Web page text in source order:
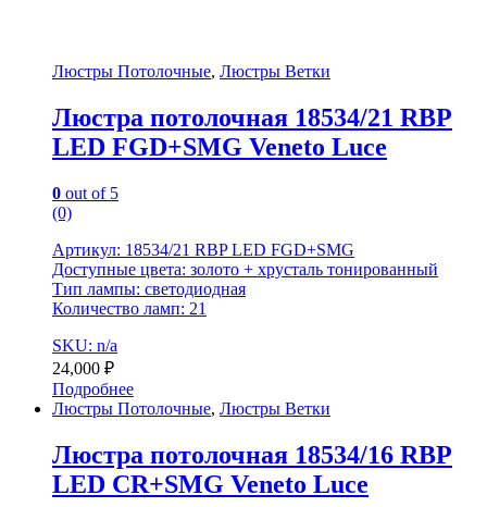
Люстры Потолочные, Люстры Ветки
Люстра потолочная 18534/21 RBP
LED FGD+SMG Veneto Luce
0 out of 5
(0)
Артикул: 18534/21 RBP LED FGD+SMG
Доступные цвета: золото + хрусталь тонированный
Тип лампы: светодиодная
Количество ламп: 21
SKU: n/a
24,000 ₽
Подробнее
Люстры Потолочные, Люстры Ветки
Люстра потолочная 18534/16 RBP
LED CR+SMG Veneto Luce